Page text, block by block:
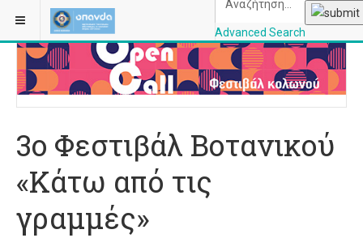
Advanced Search
ΒΡΊΣΚΕΣΤΕ ΕΔΏ: ΑΡΧΙΚΉ
3o Φεστιβάλ Βοτανικού
«Κάτω από τις
γραμμές»